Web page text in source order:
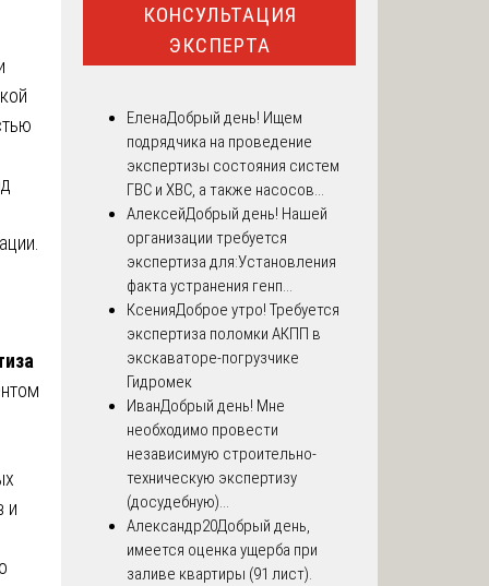
и
КОНСУЛЬТАЦИЯ
ЭКСПЕРТА
ЕленаДобрый день! Ищем
подрядчика на проведение
экспертизы состояния систем
ГВС и ХВС, а также насосов...
АлексейДобрый день! Нашей
организации требуется
экспертиза для:Установления
факта устранения генп...
КсенияДоброе утро! Требуется
экспертиза поломки АКПП в
экскаваторе-погрузчике
Гидромек
ИванДобрый день! Мне
необходимо провести
независимую строительно-
техническую экспертизу
(досудебную)...
Александр20Добрый день,
имеется оценка ущерба при
заливе квартиры (91 лист).